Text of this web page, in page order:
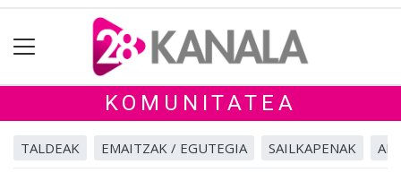
KOMUNITATEA
TALDEAK EMAITZAK / EGUTEGIA SAILKAPENAK